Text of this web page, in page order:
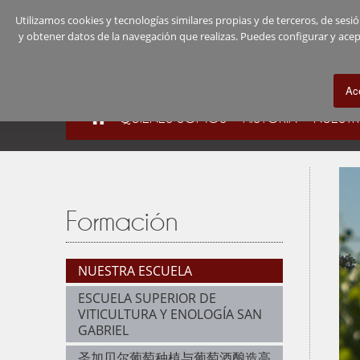
QUIÉNES SOMOS HISTORIA
Formación
NUESTRA ESCUELA
ESCUELA SUPERIOR DE
VITICULTURA Y ENOLOGÍA SAN
GABRIEL
Utilizamos cookies y tecnologías similares propias y de terceros, de
y obtener datos de la navegación que realizas. Puedes configurar y